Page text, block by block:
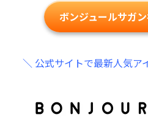
ボンジュールサガ
＼ 公式サイトで最新人気ア